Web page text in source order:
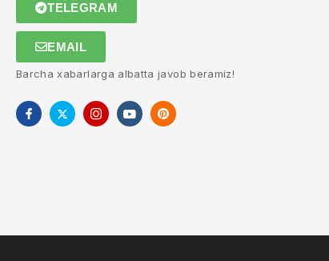
TELEGRAM
EMAIL
Barcha xabarlarga albatta javob beramiz!